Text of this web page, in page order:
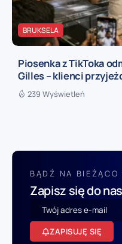
BRUKSELA
Piosenka z TikToka
Gilles – klienci
239 Wyświetleń
BĄDŹ NA
Zapisz się do
ZAPISUJĘ SIĘ